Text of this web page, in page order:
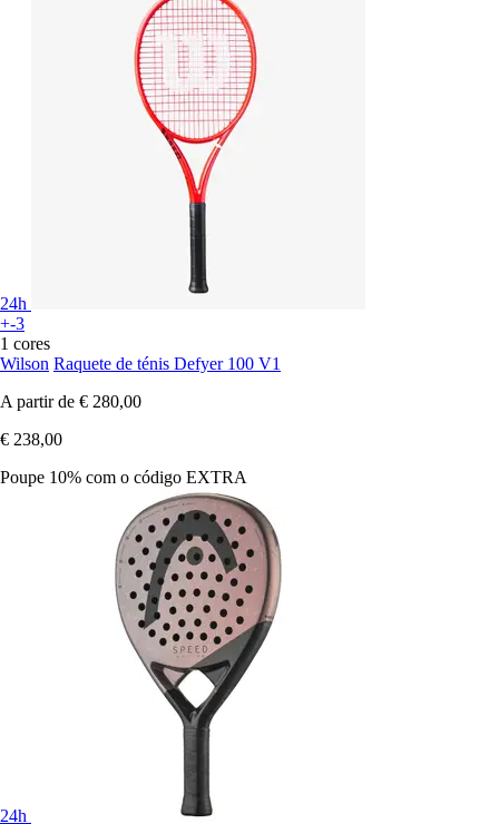
24h
+-3
1 cores
Wilson Raquete de ténis Defyer 100 V1
A partir de € 280,00
€ 238,00
Poupe 10% com o código EXTRA
24h